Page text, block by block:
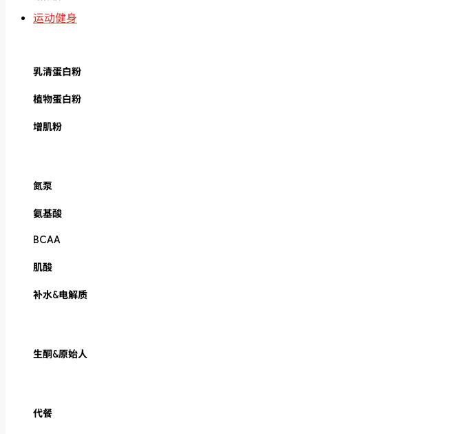
运动健身
乳清蛋白粉
植物蛋白粉
增肌粉
氮泵
氨基酸
BCAA
肌酸
补水&电解质
生酮&原始人
代餐